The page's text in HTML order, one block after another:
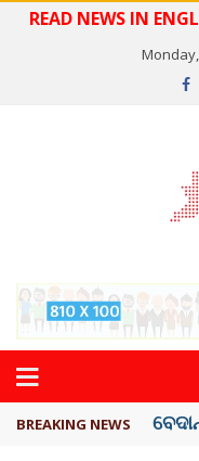
READ
BREAKING NEWS